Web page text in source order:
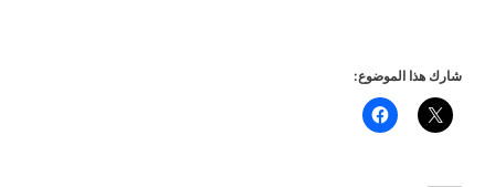
شارك هذا الموضوع: